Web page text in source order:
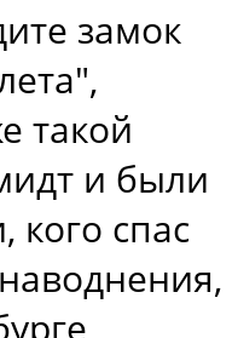
замок
такой
и были
кого спас